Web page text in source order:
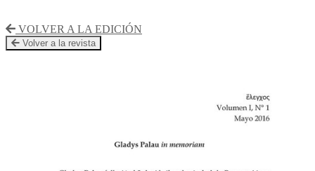
VOLVER A LA EDICIÓN
Volver a la revista